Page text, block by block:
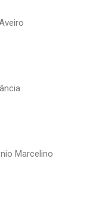
Marcelino